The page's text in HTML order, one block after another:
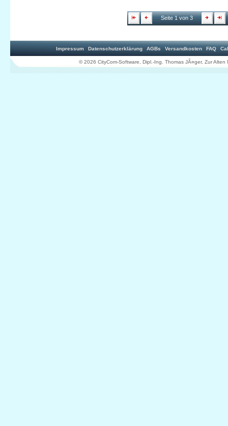
Seite 1 von 3
Impressum Datenschutzerklärung AGBs Versandkosten FAQ
© 2026 CityCom-Software, Dipl.-Ing. Thomas JÃ¤ger, Zur